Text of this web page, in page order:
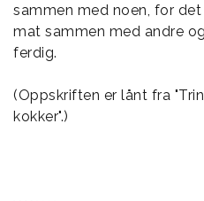
sammen med noen, for
mat sammen med andre
ferdig.
(Oppskriften er lånt fra
kokker".)